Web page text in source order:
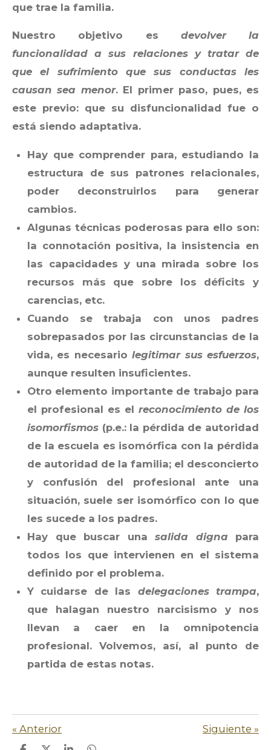
que trae la familia.
Nuestro objetivo es devolver la
funcionalidad a sus relaciones y tratar de
que el sufrimiento que sus conductas les
causan sea menor. El primer paso, pues, es
este previo: que su disfuncionalidad fue o
está siendo adaptativa.
Hay que comprender para, estudiando la
estructura de sus patrones relacionales,
poder deconstruirlos para generar
cambios.
Algunas técnicas poderosas para ello son:
la connotación positiva, la insistencia en
las capacidades y una mirada sobre los
recursos más que sobre los déficits y
carencias, etc.
Cuando se trabaja con unos padres
sobrepasados por las circunstancias de la
vida, es necesariolegitimar sus esfuerzos,
aunque resulten insuficientes.
Otro elemento importante de trabajo para
el profesional es el reconocimiento de los
isomorfismos (p.e.: la pérdida de autoridad
de la escuela es isomórfica con la pérdida
de autoridad de la familia; el desconcierto
y confusión del profesional ante una
situación, suele ser isomórfico con lo que
les sucede a los padres.
Hay que buscar una salida digna para
todos los que intervienen en el sistema
definido por el problema.
Y cuidarse de las delegaciones trampa,
que halagan nuestro narcisismo y nos
llevan a caer en la omnipotencia
profesional.Volvemos, así, al punto de
partida de estas notas.
« Anterior Siguiente »